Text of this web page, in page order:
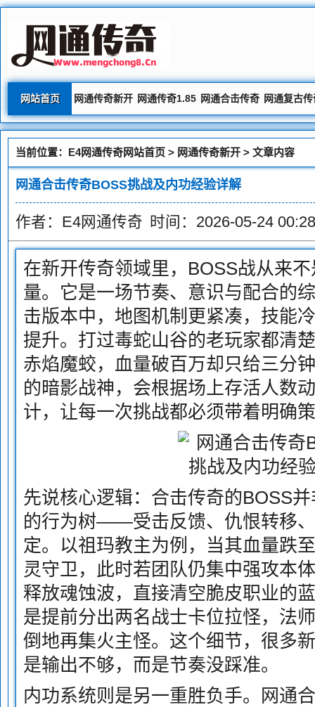
网站首页 网通传奇新开 网通传奇1.85 网通合击传奇 网通复古传
当前位置： E4网通传奇网站首页 > 网通传奇新开 > 文章内容
网通合击传奇BOSS挑战及内功经验详解
作者：E4网通传奇 时间：2026-05-24
在新开传奇领域里，BOSS战从来
量。它是一场节奏、意识与配合
击版本中，地图机制更紧凑，技能
提升。打过毒蛇山谷的老玩家都清
赤焰魔蛟，血量破百万却只给三分
的暗影战神，会根据场上存活人数
计，让每一次挑战都必须带着明确
先说核心逻辑：合击传奇的BOSS
的行为树——受击反馈、仇恨转移
定。以祖玛教主为例，当其血量跌
灵守卫，此时若团队仍集中强攻本
释放魂蚀波，直接清空脆皮职业的
是提前分出两名战士卡位拉怪，法
倒地再集火主怪。这个细节，很多
是输出不够，而是节奏没踩准。
内功系统则是另一重胜负手。网通